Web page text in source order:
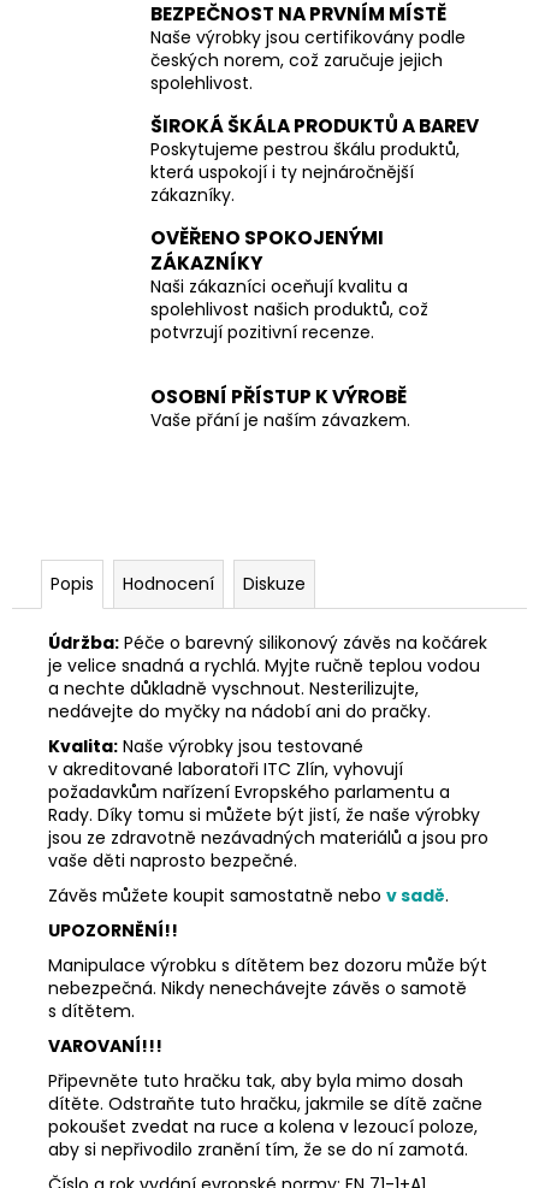
BEZPEČNOST NA PRVNÍM MÍSTĚ
Naše výrobky jsou certifikovány podle
českých norem, což zaručuje jejich
spolehlivost.
ŠIROKÁ ŠKÁLA PRODUKTŮ A BAREV
Poskytujeme pestrou škálu produktů,
která uspokojí i ty nejnáročnější
zákazníky.
OVĚŘENO SPOKOJENÝMI
ZÁKAZNÍKY
Naši zákazníci oceňují kvalitu a
spolehlivost našich produktů, což
potvrzují pozitivní recenze.
OSOBNÍ PŘÍSTUP K VÝROBĚ
Vaše přání je naším závazkem.
Popis Hodnocení Diskuze
Údržba: Péče o barevný silikonový závěs na kočárek
je velice snadná a rychlá. Myjte ručně teplou vodou
a nechte důkladně vyschnout. Nesterilizujte,
nedávejte do myčky na nádobí ani do pračky.
Kvalita: Naše výrobky jsou testované
v akreditované laboratoři ITC Zlín, vyhovují
požadavkům nařízení Evropského parlamentu a
Rady. Díky tomu si můžete být jistí, že naše výrobky
jsou ze zdravotně nezávadných materiálů a jsou pro
vaše děti naprosto bezpečné.
Závěs můžete koupit samostatně nebo v sadě.
UPOZORNĚNÍ!!
Manipulace výrobku s dítětem bez dozoru může být
nebezpečná. Nikdy nenechávejte závěs o samotě
s dítětem.
VAROVANÍ!!!
Připevněte tuto hračku tak, aby byla mimo dosah
dítěte. Odstraňte tuto hračku, jakmile se dítě začne
pokoušet zvedat na ruce a kolena v lezoucí poloze,
aby si nepřivodilo zranění tím, že se do ní zamotá.